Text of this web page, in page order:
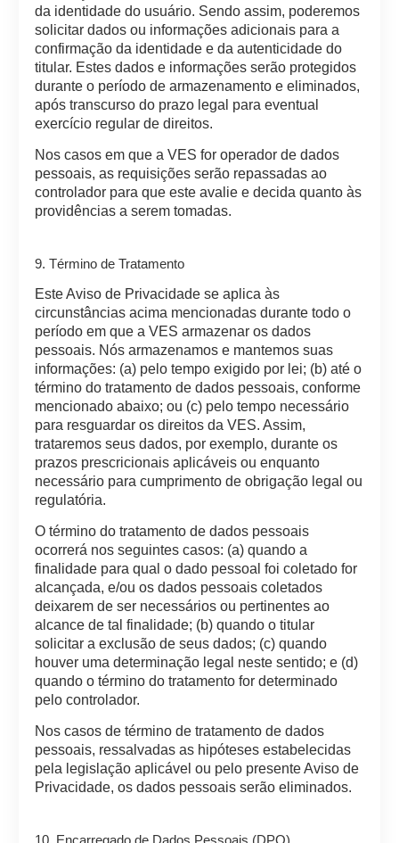
da identidade do usuário. Sendo assim, poderemos
solicitar dados ou informações adicionais para a
confirmação da identidade e da autenticidade do
titular. Estes dados e informações serão protegidos
durante o período de armazenamento e eliminados,
após transcurso do prazo legal para eventual
exercício regular de direitos.
Nos casos em que a VES for operador de dados
pessoais, as requisições serão repassadas ao
controlador para que este avalie e decida quanto às
providências a serem tomadas.
9. Término de Tratamento
Este Aviso de Privacidade se aplica às
circunstâncias acima mencionadas durante todo o
período em que a VES armazenar os dados
pessoais. Nós armazenamos e mantemos suas
informações: (a) pelo tempo exigido por lei; (b) até o
término do tratamento de dados pessoais, conforme
mencionado abaixo; ou (c) pelo tempo necessário
para resguardar os direitos da VES. Assim,
trataremos seus dados, por exemplo, durante os
prazos prescricionais aplicáveis ou enquanto
necessário para cumprimento de obrigação legal ou
regulatória.
O término do tratamento de dados pessoais
ocorrerá nos seguintes casos: (a) quando a
finalidade para qual o dado pessoal foi coletado for
alcançada, e/ou os dados pessoais coletados
deixarem de ser necessários ou pertinentes ao
alcance de tal finalidade; (b) quando o titular
solicitar a exclusão de seus dados; (c) quando
houver uma determinação legal neste sentido; e (d)
quando o término do tratamento for determinado
pelo controlador.
Nos casos de término de tratamento de dados
pessoais, ressalvadas as hipóteses estabelecidas
pela legislação aplicável ou pelo presente Aviso de
Privacidade, os dados pessoais serão eliminados.
10. Encarregado de Dados Pessoais (DPO)